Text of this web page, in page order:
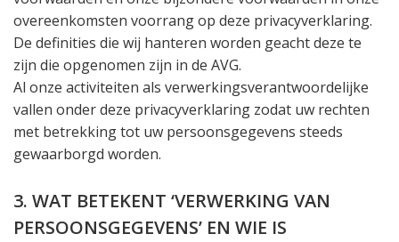
overeenkomsten voorrang op deze privacyverklaring.
De definities die wij hanteren worden geacht deze te
zijn die opgenomen zijn in de AVG.
Al onze activiteiten als verwerkingsverantwoordelijke
vallen onder deze privacyverklaring zodat uw rechten
met betrekking tot uw persoonsgegevens steeds
gewaarborgd worden.
3. WAT BETEKENT ‘VERWERKING VAN
PERSOONSGEGEVENS’ EN WIE IS